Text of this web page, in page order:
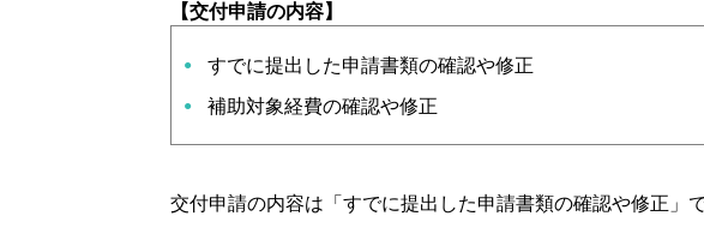
【交付申請の内容】
すでに提出した申請書類の確認や修正
補助対象経費の確認や修正
交付申請の内容は「すでに提出した申請書類の確認や修正」